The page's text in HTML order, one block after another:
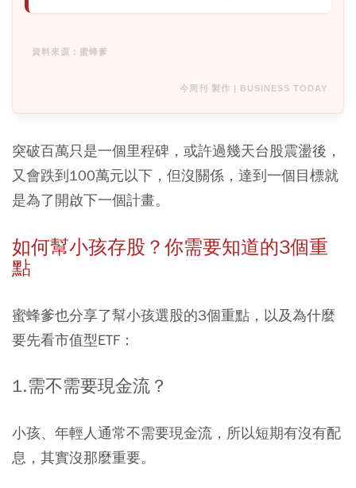
資料來源：蜜蜂爹
今周刊 製作 | BUSINESS TODAY
突破百萬只是一個里程碑，或許過幾天台股震盪後，
又會跌到100萬元以下，但沒關係，達到一個目標就
是為了開啟下一個計畫。
如何幫小孩存股？你需要知道的3個重
點
蜜蜂爹也分享了幫小孩選股的3個重點，以及為什麼
要先看市值型ETF：
1.需不需要現金流？
小孩、年輕人通常不需要現金流，所以短期有沒有配
息，其實沒那麼重要。